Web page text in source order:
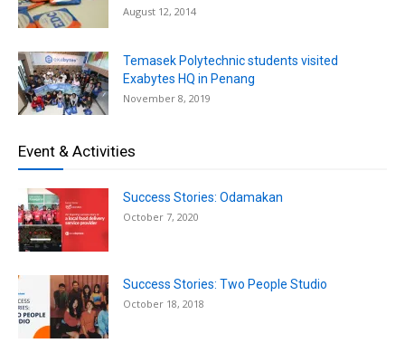
August 12, 2014
Temasek Polytechnic students visited
Exabytes HQ in Penang
November 8, 2019
Event & Activities
Success Stories: Odamakan
October 7, 2020
Success Stories: Two People Studio
October 18, 2018